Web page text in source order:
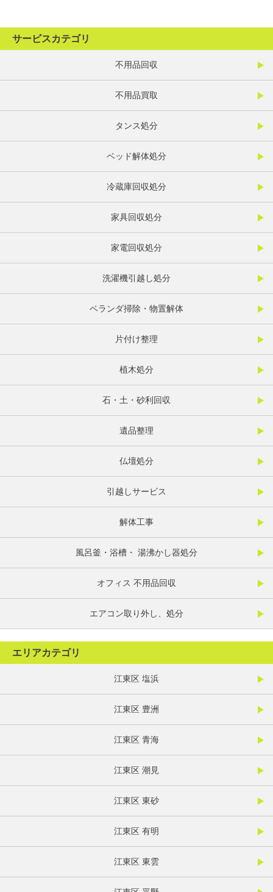
サービスカテゴリ
不用品回収
不用品買取
タンス処分
ベッド解体処分
冷蔵庫回収処分
家具回収処分
家電回収処分
洗濯機引越し処分
ベランダ掃除・物置解体
片付け整理
植木処分
石・土・砂利回収
遺品整理
仏壇処分
引越しサービス
解体工事
風呂釜・浴槽・ 湯沸かし器処分
オフィス 不用品回収
エアコン取り外し、処分
エリアカテゴリ
江東区 塩浜
江東区 豊洲
江東区 青海
江東区 潮見
江東区 東砂
江東区 有明
江東区 東雲